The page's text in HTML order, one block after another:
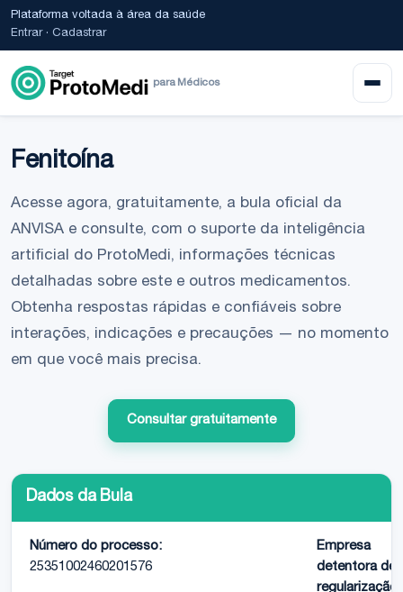
Plataforma voltada à área da saúde
Entrar· Cadastrar
para Médicos
Fenitoína
Acesse agora, gratuitamente, a bula oficial da
ANVISA e consulte, com o suporte da inteligência
artificial do ProtoMedi, informações técnicas
detalhadas sobre este e outros medicamentos.
Obtenha respostas rápidas e confiáveis sobre
interações, indicações e precauções — no momento
em que você mais precisa.
Consultar gratuitamente
Dados da Bula
Número do processo:
25351002460201576
Empresa
detentora de
regularização: